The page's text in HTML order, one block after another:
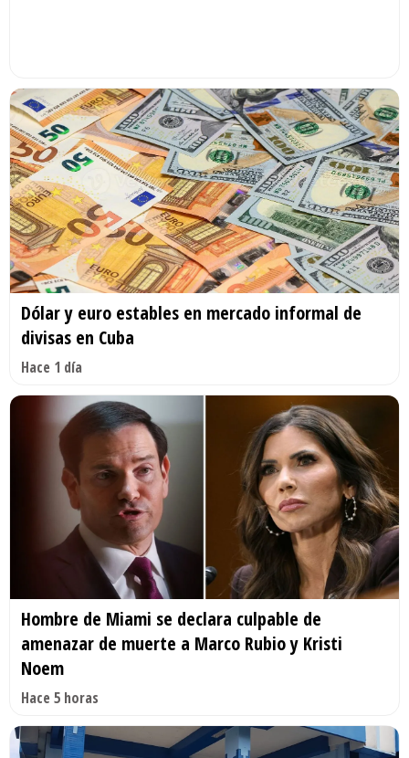
Dólar y euro estables en mercado informal de
divisas en Cuba
Hace 1 día
Hombre de Miami se declara culpable de
amenazar de muerte a Marco Rubio y Kristi
Noem
Hace 5 horas